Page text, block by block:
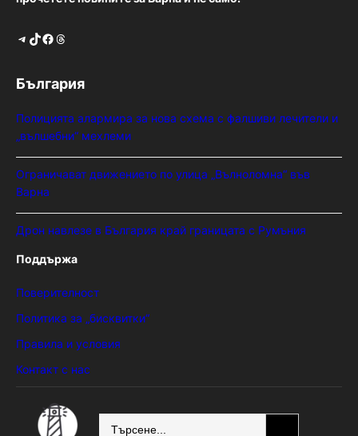
Telegram TikTok Facebook Threads
България
Полицията алармира за нова схема с фалшиви лечители и
„вълшебни“ мехлеми
Ограничават движението по улица „Вълноломна“ във
Варна
Дрон навлезе в България край границата с Румъния
Поддържа
Поверителност
Политика за „бисквитки“
Правила и условия
Контакт с нас